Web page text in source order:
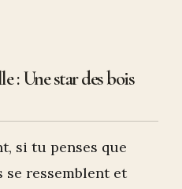
: Une star des bois
si tu penses que
ressemblent et